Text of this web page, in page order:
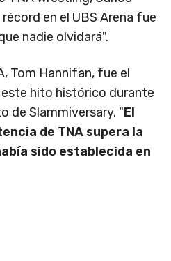
en el UBS Arena fue
nadie olvidará".
Tom Hannifan, fue el
hito histórico durante
de Slammiversary. "El
de TNA supera la
sido establecida en